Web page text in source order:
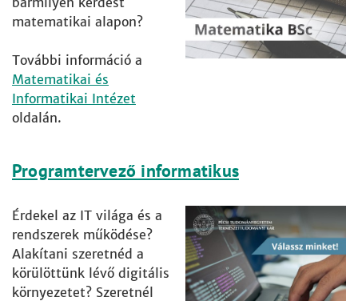
matematikai alapon?
További információ a
Matematikai és
Informatikai Intézet
oldalán.
Programtervező informatikus
Érdekel az IT világa és a
rendszerek működése?
Alakítani szeretnéd a
körülöttünk lévő digitális
környezetet? Szeretnél